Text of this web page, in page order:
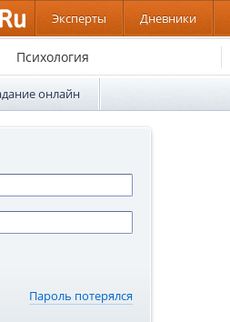
Эксперты Дневники
Психология
онлайн
Пароль потерялся